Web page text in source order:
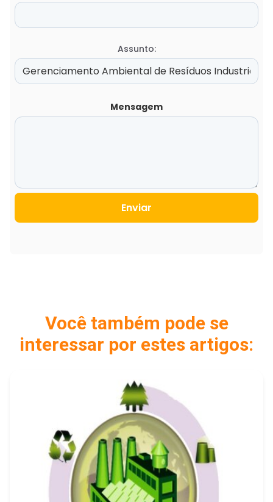
Assunto:
Mensagem
Enviar
Você também pode se
interessar por estes artigos: